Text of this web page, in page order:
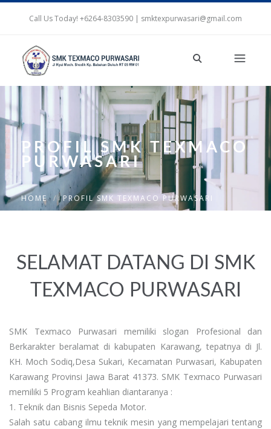
Call Us Today! +6264-8303590 | smktexpurwasari@gmail.com
PROFIL SMK TEXMACO
PURWASARI
HOME PROFIL SMK TEXMACO PURWASARI
SELAMAT DATANG DI SMK
TEXMACO PURWASARI
SMK Texmaco Purwasari memiliki slogan Profesional dan
Berkarakter beralamat di kabupaten Karawang, tepatnya di Jl.
KH. Moch Sodiq,Desa Sukari, Kecamatan Purwasari, Kabupaten
Karawang Provinsi Jawa Barat 41373. SMK Texmaco Purwasari
memiliki 5 Program keahlian diantaranya :
1. Teknik dan Bisnis Sepeda Motor.
Salah satu cabang ilmu teknik mesin yang mempelajari tentang